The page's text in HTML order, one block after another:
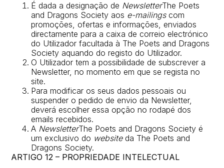
É dada a designação de NewsletterThe Poets
and Dragons Society aos e-mailingscom
promoções, ofertas e informações, enviados
directamente para a caixa de correio electrónico
do Utilizador facultada à The Poets and Dragons
Society aquando do registo do Utilizador.
O Utilizador tem a possibilidade de subscrever a
Newsletter, no momento em que se regista no
site.
Para modificar os seus dados pessoais ou
suspender o pedido de envio da Newsletter,
deverá escolher essa opção no rodapé dos
emails recebidos.
A NewsletterThe Poets and Dragons Society é
um exclusivo do websiteda The Poets and
Dragons Society.
ARTIGO 12 – PROPRIEDADE INTELECTUAL